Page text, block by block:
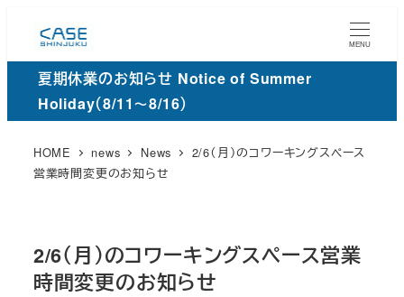
ン
MENU
夏期休業のお知らせ Notice of Summer
Holiday（8/11～8/16）
HOME news News
2/6（月）のコワーキングスペース
営業時間変更のお知らせ
2/6（月）のコワーキングスペース営業
時間変更のお知らせ